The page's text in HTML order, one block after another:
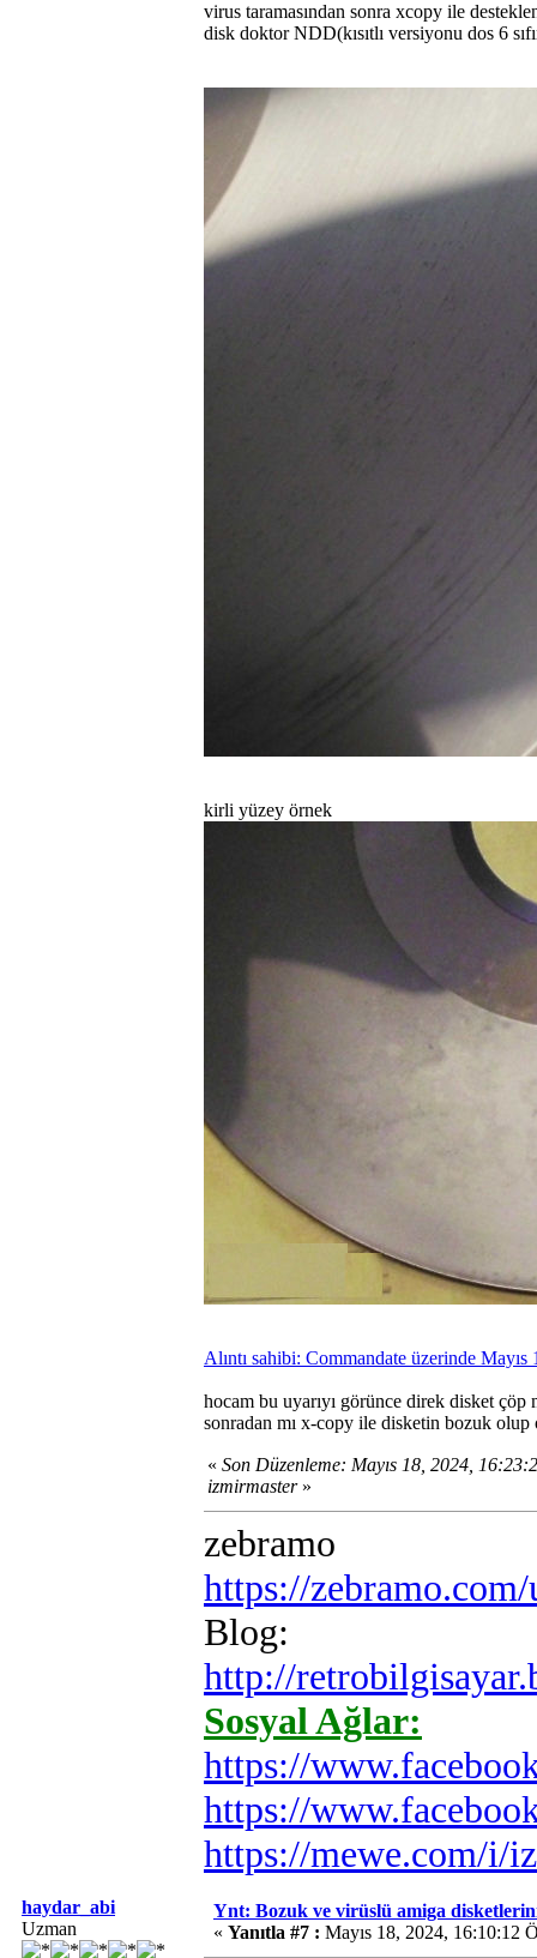
virus taramasından sonra xcopy ile
disk doktor NDD(kısıtlı versiyonu dos 6
kirli yüzey örnek
Alıntı sahibi: Commandate üzerinde
hocam bu uyarıyı görünce direk disket
sonradan mı x-copy ile disketin bozuk olup
« Son Düzenleme: Mayıs 18, 2024,
izmirmaster»
zebramo
https://
Blog:
http://
Sosyal Ağlar:
https://
https://
https://mewe.com/i/
haydar_abi
Uzman
Ynt: Bozuk ve virüslü amiga
« Yanıtla #7 : Mayıs 18, 2024, 16:10:12